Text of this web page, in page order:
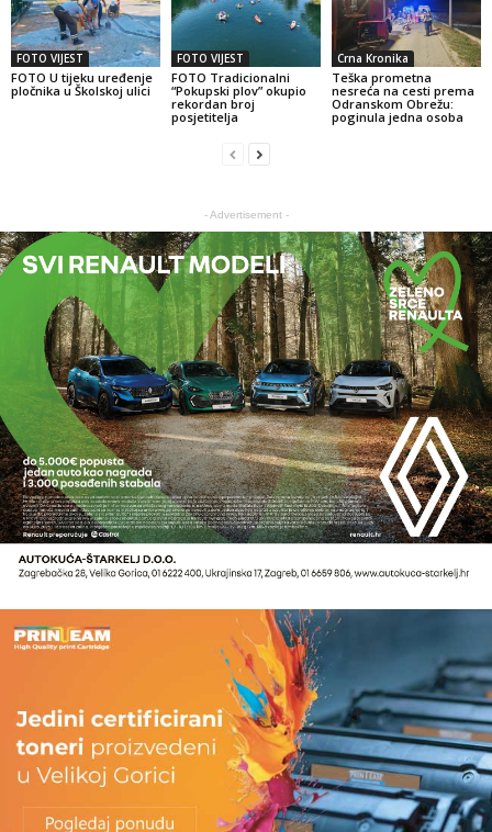
FOTO VIJEST
FOTO U tijeku uređenje
pločnika u Školskoj ulici
FOTO VIJEST
FOTO Tradicionalni
“Pokupski plov” okupio
rekordan broj
posjetitelja
Crna Kronika
Teška prometna
nesreća na cesti prema
Odranskom Obrežu:
poginula jedna osoba
- Advertisement -